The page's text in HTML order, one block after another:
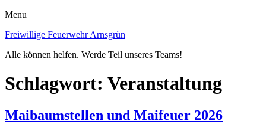
Menu
Freiwillige Feuerwehr Arnsgrün
Alle können helfen. Werde Teil unseres Teams!
Schlagwort: Veranstaltung
Maibaumstellen und Maifeuer 2026